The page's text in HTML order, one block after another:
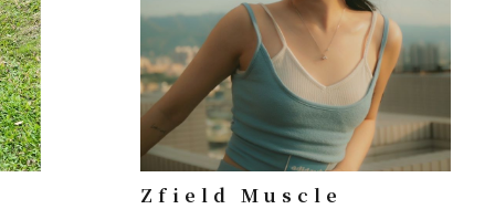
Zfield Muscle